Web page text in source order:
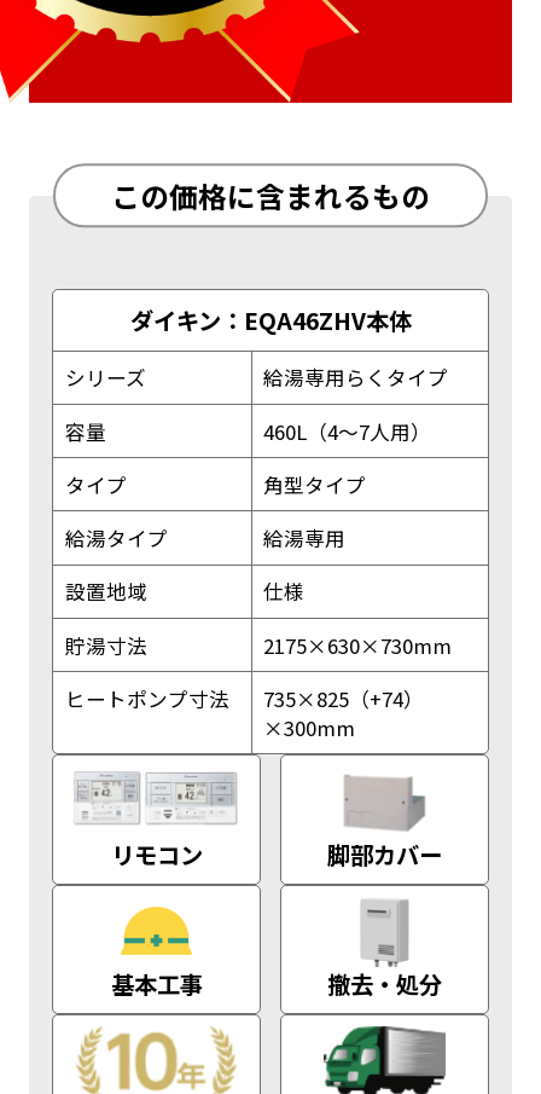
この価格に含まれるもの
ダイキン：EQA46ZHV本体
シリーズ
給湯専用らくタイプ
容量
460L（4～7人用）
タイプ
角型タイプ
給湯タイプ
給湯専用
設置地域
仕様
貯湯寸法
2175×630×730mm
ヒートポンプ寸法
735×825（+74）
×300mm
リモコン 脚部カバー
基本工事 撤去・処分